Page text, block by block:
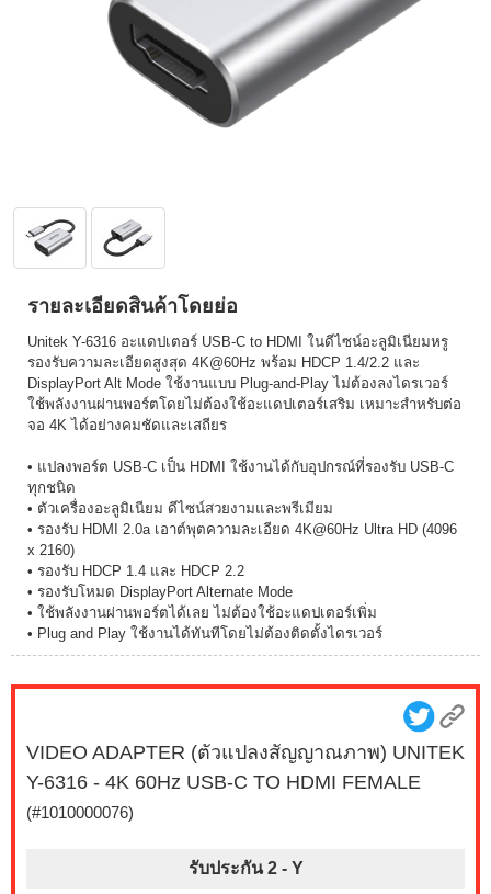
รายละเอียดสินค้าโดยย่อ
Unitek Y-6316 อะแดปเตอร์ USB-C to HDMI ในดีไซน์อะลูมิเนียมหรู
รองรับความละเอียดสูงสุด 4K@60Hz พร้อม HDCP 1.4/2.2 และ
DisplayPort Alt Mode ใช้งานแบบ Plug-and-Play ไม่ต้องลงไดรเวอร์
ใช้พลังงานผ่านพอร์ตโดยไม่ต้องใช้อะแดปเตอร์เสริม เหมาะสำหรับต่อ
จอ 4K ได้อย่างคมชัดและเสถียร
• แปลงพอร์ต USB-C เป็น HDMI ใช้งานได้กับอุปกรณ์ที่รองรับ USB-C
ทุกชนิด
• ตัวเครื่องอะลูมิเนียม ดีไซน์สวยงามและพรีเมียม
• รองรับ HDMI 2.0a เอาต์พุตความละเอียด 4K@60Hz Ultra HD (4096
x 2160)
• รองรับ HDCP 1.4 และ HDCP 2.2
• รองรับโหมด DisplayPort Alternate Mode
• ใช้พลังงานผ่านพอร์ตได้เลย ไม่ต้องใช้อะแดปเตอร์เพิ่ม
• Plug and Play ใช้งานได้ทันทีโดยไม่ต้องติดตั้งไดรเวอร์
VIDEO ADAPTER (ตัวแปลงสัญญาณภาพ) UNITEK
Y-6316 - 4K 60Hz USB-C TO HDMI FEMALE
(#1010000076)
รับประกัน 2 - Y